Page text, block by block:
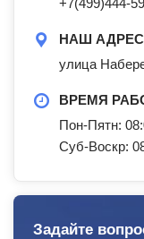
НАШ АДРЕС
улица
ВРЕМЯ
Пон-Пятн:
Суб-Воскр:
Задайте